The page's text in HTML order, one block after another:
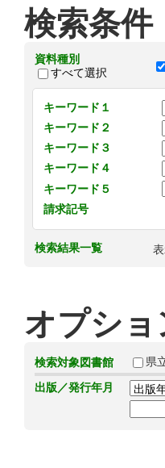
検索条件
資料種別
すべて選択
キーワード１
キーワード２
キーワード３
キーワード４
キーワード５
請求記号
検索結果一覧
オプショ
検索対象図書館 県
出版／発行年月